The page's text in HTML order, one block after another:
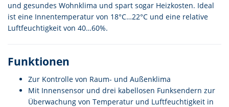
und gesundes Wohnklima und spart sogar Heizkosten. Ideal
ist eine Innentemperatur von 18°C…22°C und eine relative
Luftfeuchtigkeit von 40…60%.
Funktionen
Zur Kontrolle von Raum- und Außenklima
Mit Innensensor und drei kabellosen Funksendern zur
Überwachung von Temperatur und Luftfeuchtigkeit in